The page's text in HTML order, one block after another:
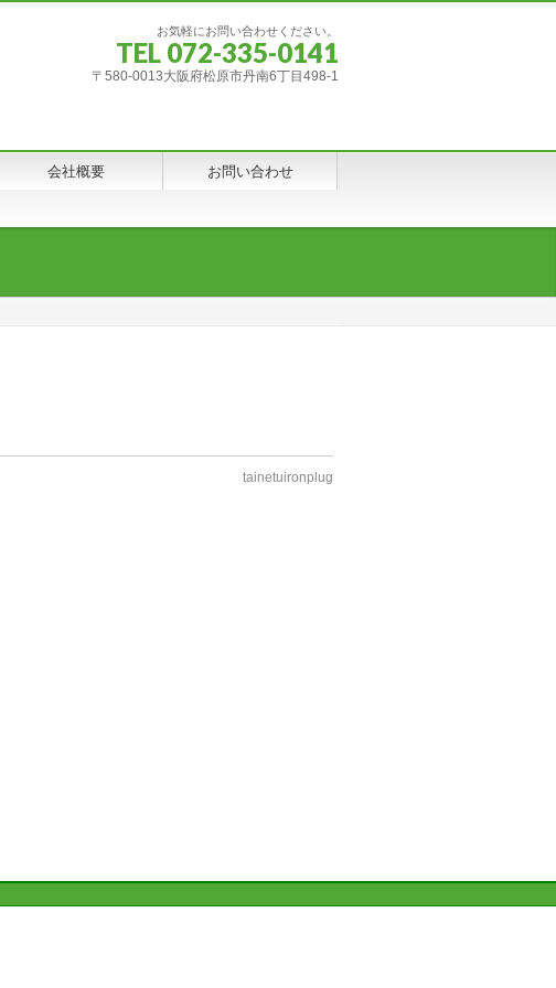
お気軽にお問い合わせください。
TEL 072-335-0141
〒580-0013大阪府松原市丹南6丁目498-1
会社概要 お問い合わせ
tainetuironplug